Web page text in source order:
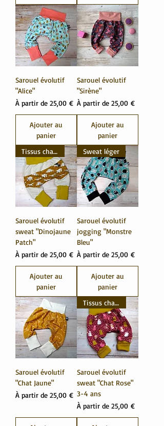
Sarouel évolutif
"Alice"
À partir de 25,00 €
Prix promotionnel
Ajouter au
panier
Sarouel évolutif
"Sirène"
À partir de 25,00 €
Prix promotionnel
Ajouter au
panier
Tissus chauds
Sarouel évolutif
sweat "Dinojaune
Patch"
À partir de 25,00 €
Prix promotionnel
Ajouter au
panier
Sweat léger
Sarouel évolutif
jogging "Monstre
Bleu"
À partir de 25,00 €
Prix promotionnel
Ajouter au
panier
Sarouel évolutif
"Chat Jaune"
À partir de 25,00 €
Prix promotionnel
Tissus chauds
Sarouel évolutif
sweat "Chat Rose"
3-4 ans
À partir de 25,00 €
Prix promotionnel